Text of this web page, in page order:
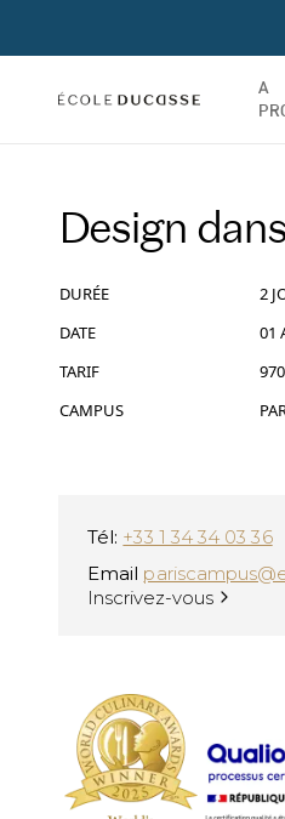
A
Design
DURÉE
2
DATE
01
TARIF
CAMPUS
Tél: +33 1 34 34 03 36
Email
Inscrivez-vous